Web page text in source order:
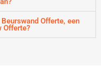
Offerte, een
Offerte?